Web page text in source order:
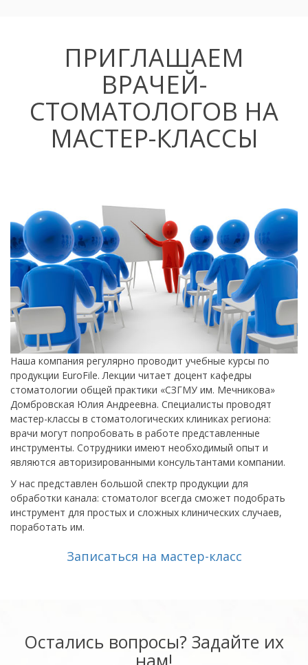
ПРИГЛАШАЕМ
ВРАЧЕЙ-
СТОМАТОЛОГОВ НА
МАСТЕР-КЛАССЫ
Наша компания регулярно проводит учебные курсы по
продукции EuroFile. Лекции читает доцент кафедры
стоматологии общей практики «СЗГМУ им. Мечникова»
Домбровская Юлия Андреевна. Специалисты проводят
мастер-классы в стоматологических клиниках региона:
врачи могут попробовать в работе представленные
инструменты. Сотрудники имеют необходимый опыт и
являются авторизированными консультантами компании.
У нас представлен большой спектр продукции для
обработки канала: стоматолог всегда сможет подобрать
инструмент для простых и сложных клинических случаев,
поработать им.
Записаться на мастер-класс
Остались вопросы? Задайте их
нам!